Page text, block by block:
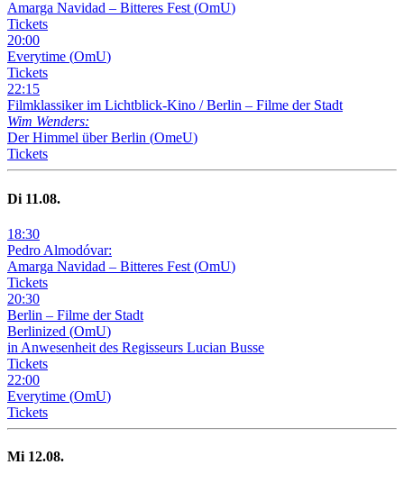
Amarga Navidad – Bitteres Fest (OmU)
Tickets
20:00
Everytime (OmU)
Tickets
22:15
Filmklassiker im Lichtblick-Kino /Berlin – Filme der Stadt
Wim Wenders:
Der Himmel über Berlin (OmeU)
Tickets
Di 11.08.
18:30
Pedro Almodóvar:
Amarga Navidad – Bitteres Fest (OmU)
Tickets
20:30
Berlin – Filme der Stadt
Berlinized (OmU)
in Anwesenheit des Regisseurs Lucian Busse
Tickets
22:00
Everytime (OmU)
Tickets
Mi 12.08.